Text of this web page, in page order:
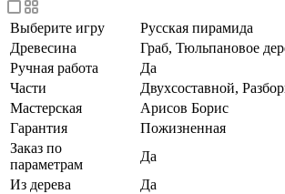
Выберите игру
Русская пирамида
Древесина
Граб, Тюльпановое
Ручная работа
Да
Части
Двухсоставной,
Мастерская
Арисов Борис
Гарантия
Пожизненная
Заказ по
параметрам
Да
Из дерева
Да